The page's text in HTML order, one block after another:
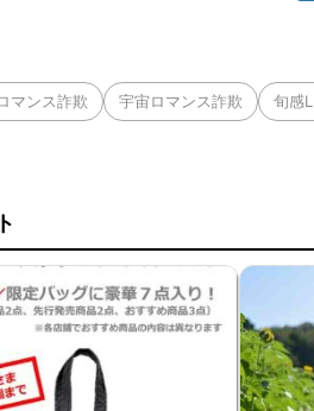
マンス詐欺 宇宙ロマンス詐欺 旬感